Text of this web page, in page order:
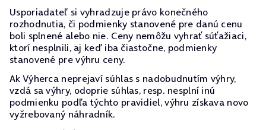
Usporiadateľ si vyhradzuje právo konečného
rozhodnutia, či podmienky stanovené pre danú cenu
boli splnené alebo nie. Ceny nemôžu vyhrať súťažiaci,
ktorí nesplnili, aj keď iba čiastočne, podmienky
stanovené pre výhru ceny.
Ak Výherca neprejaví súhlas s nadobudnutím výhry,
vzdá sa výhry, odoprie súhlas, resp. nesplní inú
podmienku podľa týchto pravidiel, výhru získava novo
vyžrebovaný náhradník.